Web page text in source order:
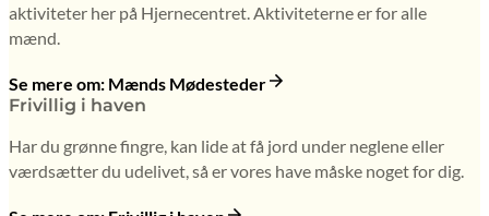
aktiviteter her på Hjernecentret. Aktiviteterne er for alle
mænd.
Se mere om: Mænds Mødesteder
Frivillig i haven
Har du grønne fingre, kan lide at få jord under neglene eller
værdsætter du udelivet, så er vores have måske noget for dig.